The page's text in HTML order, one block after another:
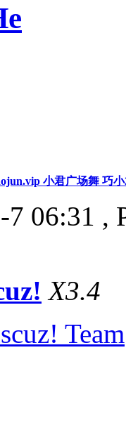
小君广场舞 巧
06:31 ,
X3.4
Team